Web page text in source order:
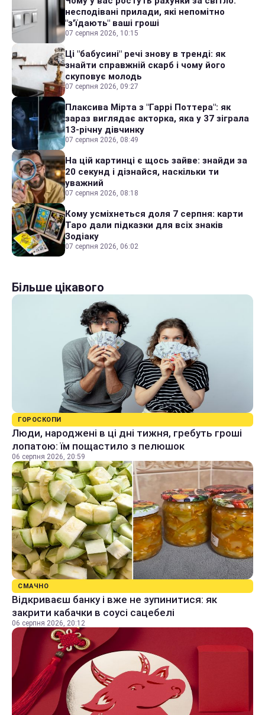
несподівані прилади, які непомітно
"з'їдають" ваші гроші
07 серпня 2026, 10:15
Ці "бабусині" речі знову в тренді: як
знайти справжній скарб і чому його
скуповує молодь
07 серпня 2026, 09:27
Плаксива Мірта з "Гаррі Поттера": як
зараз виглядає акторка, яка у 37 зіграла
13-річну дівчинку
07 серпня 2026, 08:49
На цій картинці є щось зайве: знайди за
20 секунд і дізнайся, наскільки ти
уважний
07 серпня 2026, 08:18
Кому усміхнеться доля 7 серпня: карти
Таро дали підказки для всіх знаків
Зодіаку
07 серпня 2026, 06:02
Більше цікавого
ГОРОСКОПИ
Люди, народжені в ці дні тижня, гребуть гроші
лопатою: їм пощастило з пелюшок
06 серпня 2026, 20:59
СМАЧНО
Відкриваєш банку і вже не зупинитися: як
закрити кабачки в соусі сацебелі
06 серпня 2026, 20:12